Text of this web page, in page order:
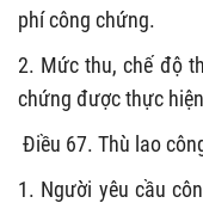
phí công chứng.
2. Mức thu, chế độ
chứng được thực
Điều 67. Thù lao
1. Người yêu cầu